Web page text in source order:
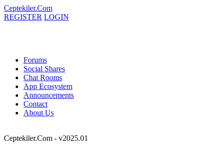
Ceptekiler.Com
REGISTER LOGIN
Forums
Social Shares
Chat Rooms
App Ecosystem
Announcements
Contact
About Us
Ceptekiler.Com - v2025.01